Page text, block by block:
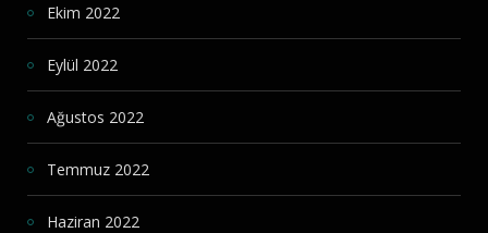
Ekim 2022
Eylül 2022
Ağustos 2022
Temmuz 2022
Haziran 2022